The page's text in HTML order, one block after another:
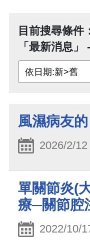
目前搜尋條件
「最新消息」 -
風濕病友
2026/2/12
單關節炎(
療─關節腔
2022/10/